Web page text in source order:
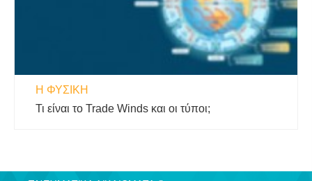
Η ΦΥΣΙΚΗ
Τι είναι το Trade Winds και οι τύποι;